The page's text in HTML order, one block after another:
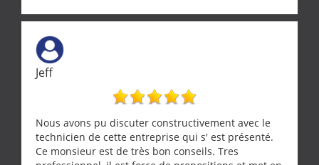
tourterelle et s’est ensuite patiemment occupé de
l’oiseau jusqu’à ce qu’il reprenne ses esprits et
puisse s’envoler. Après quoi il a procédé au
ramonage de notre insert avec dextérité et une
grande propreté, nous gratifiant également de
nombreux conseils concernant d’autres sujets. Un
entrepreneur comme on souhaite en rencontrer.
Encore un grand merci à lui.
Jeff
Nous avons pu discuter constructivement avec le
technicien de cette entreprise qui s' est présenté.
Ce monsieur est de très bon conseils. Tres